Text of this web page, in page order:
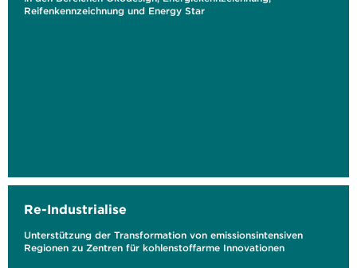
Reifenkennzeichnung und Energy Star
Re-Industrialise
Unterstützung der Transformation von emissionsintensiven
Regionen zu Zentren für kohlenstoffarme Innovationen